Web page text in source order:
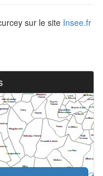
sur le site Insee.fr